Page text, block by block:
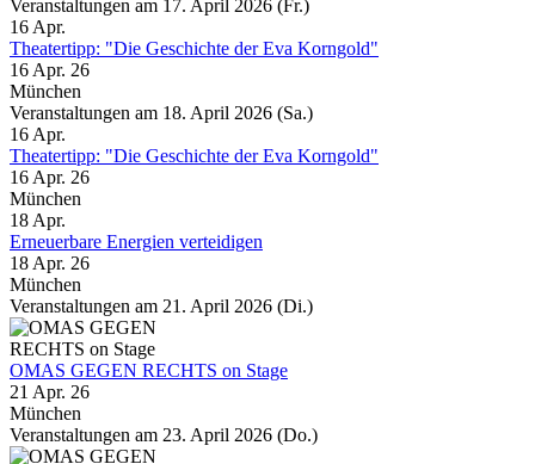
Veranstaltungen am 17. April 2026 (Fr.)
16Apr.
Theatertipp: "Die Geschichte der Eva Korngold"
16 Apr. 26
München
Veranstaltungen am 18. April 2026 (Sa.)
16Apr.
Theatertipp: "Die Geschichte der Eva Korngold"
16 Apr. 26
München
18Apr.
Erneuerbare Energien verteidigen
18 Apr. 26
München
Veranstaltungen am 21. April 2026 (Di.)
OMAS GEGEN RECHTS on Stage
21 Apr. 26
München
Veranstaltungen am 23. April 2026 (Do.)